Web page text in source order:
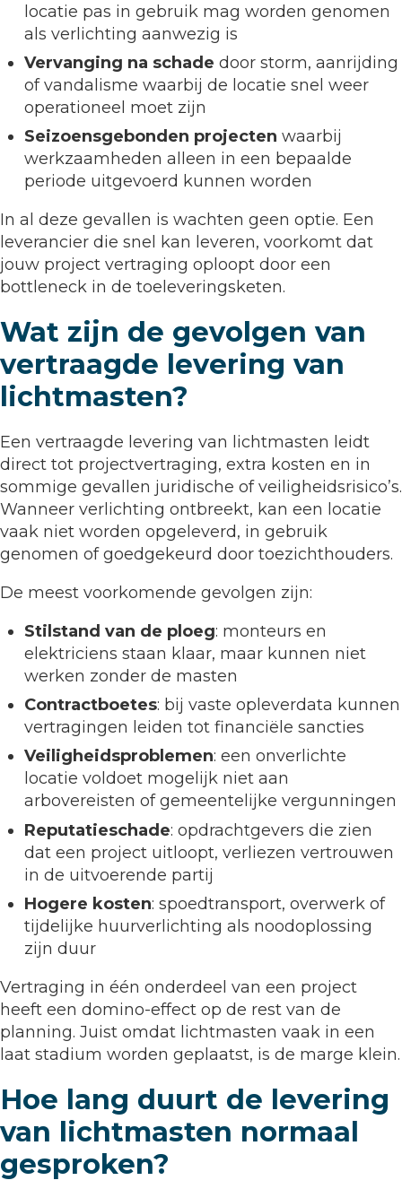
locatie pas in gebruik mag worden genomen
als verlichting aanwezig is
Vervanging na schade door storm, aanrijding
of vandalisme waarbij de locatie snel weer
operationeel moet zijn
Seizoensgebonden projecten waarbij
werkzaamheden alleen in een bepaalde
periode uitgevoerd kunnen worden
In al deze gevallen is wachten geen optie. Een
leverancier die snel kan leveren, voorkomt dat
jouw project vertraging oploopt door een
bottleneck in de toeleveringsketen.
Wat zijn de gevolgen van
vertraagde levering van
lichtmasten?
Een vertraagde levering van lichtmasten leidt
direct tot projectvertraging, extra kosten en in
sommige gevallen juridische of veiligheidsrisico’s.
Wanneer verlichting ontbreekt, kan een locatie
vaak niet worden opgeleverd, in gebruik
genomen of goedgekeurd door toezichthouders.
De meest voorkomende gevolgen zijn:
Stilstand van de ploeg: monteurs en
elektriciens staan klaar, maar kunnen niet
werken zonder de masten
Contractboetes: bij vaste opleverdata kunnen
vertragingen leiden tot financiële sancties
Veiligheidsproblemen: een onverlichte
locatie voldoet mogelijk niet aan
arbovereisten of gemeentelijke vergunningen
Reputatieschade: opdrachtgevers die zien
dat een project uitloopt, verliezen vertrouwen
in de uitvoerende partij
Hogere kosten: spoedtransport, overwerk of
tijdelijke huurverlichting als noodoplossing
zijn duur
Vertraging in één onderdeel van een project
heeft een domino-effect op de rest van de
planning. Juist omdat lichtmasten vaak in een
laat stadium worden geplaatst, is de marge klein.
Hoe lang duurt de levering
van lichtmasten normaal
gesproken?